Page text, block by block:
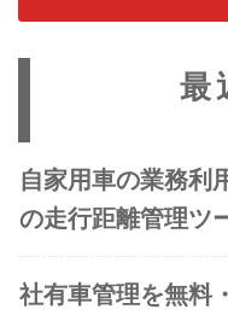
最
自家用車の業務利
の走行距離管理ツ
社有車管理を無料